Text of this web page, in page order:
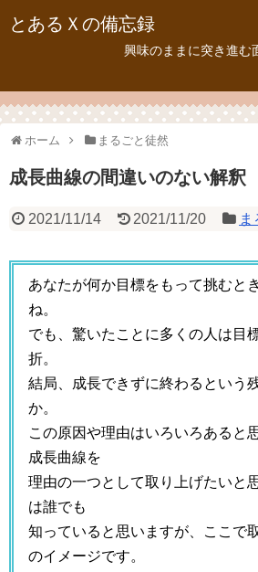
とあるＸの備忘録
興味のままに突き進む面
ホーム まるごと徒然
成長曲線の間違いのない解釈
2021/11/14 2021/11/20
あなたが何か目標をもって挑むと
ね。
でも、驚いたことに多くの人は目
折。
結局、成長できずに終わるという
か。
この原因や理由はいろいろあると
成長曲線を
理由の一つとして取り上げたいと
は誰でも
知っていると思いますが、ここで
のイメージです。